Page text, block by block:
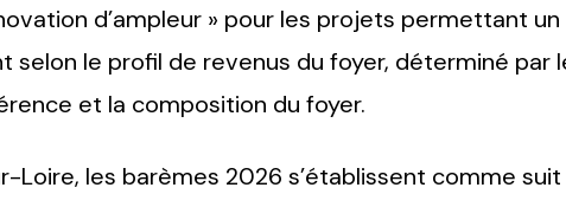
d’ampleur » pour les projets permettant un
selon le profil de revenus du foyer, déterminé par
et la composition du foyer.
Loire, les barèmes 2026 s’établissent comme suit